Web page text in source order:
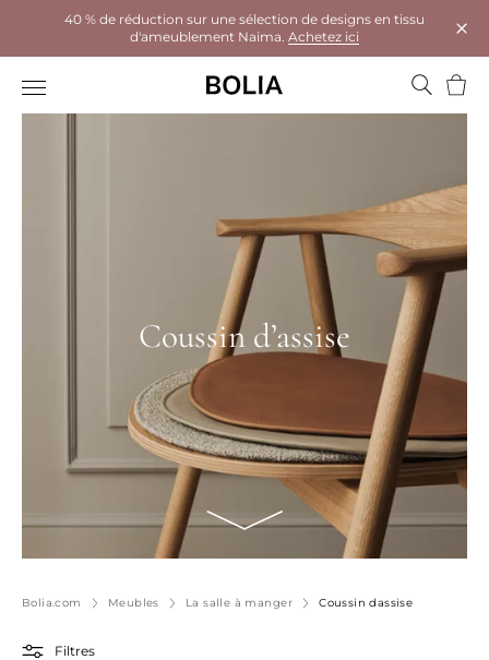
40 % de réduction sur une sélection de designs en tissu
d'ameublement Naima. Achetez ici
Coussin d’assise
Bolia.com Meubles La salle à manger Coussin dassise
Filtres